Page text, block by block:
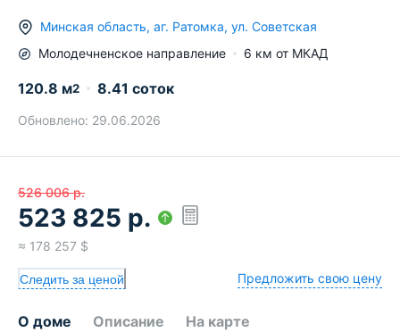
Минская область, аг. Ратомка, ул. Советская
Молодечненское направление 6 км от МКАД
120.8 м2 8.41 соток
Обновлено: 29.06.2026
526 006 р.
523 825 р.
≈ 178 257 $
Следить за ценой Предложить свою цену
О доме Описание На карте